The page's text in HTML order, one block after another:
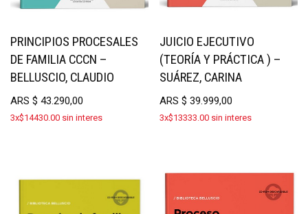
PRINCIPIOS PROCESALES
DE FAMILIA CCCN –
BELLUSCIO, CLAUDIO
ARS $ 43.290,00
3x$14430.00 sin interes
JUICIO EJECUTIVO
(TEORÍA Y PRÁCTICA ) –
SUÁREZ, CARINA
ARS$ 39.999,00
3x$13333.00 sin interes